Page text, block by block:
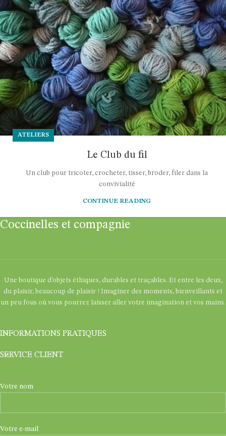
ATELIERS
Le Club du fil
Un club pour tricoter, crocheter, tisser, broder, filer dans la
convivialité
CONTINUE READING
Coccinelles et compagnie
Une boutique d’objets éthiques, durables et traçables. Et entre les deux,
du plaisir, beaucoup de plaisir ! Imaginer des moments, bienveillants et
un peu fous où vous pourrez laisser aller votre imagination et vos mains.
INFORMATIONS PRATIQUES
SERVICE CLIENT
Votre nom
Votre e-mail